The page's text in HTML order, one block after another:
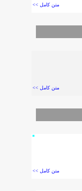
متن کامل >>
متن کامل >>
متن کامل >>